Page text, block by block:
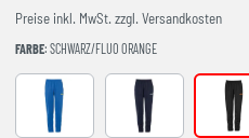
Preise inkl. MwSt. zzgl. Versandkosten
FARBE: SCHWARZ/FLUO ORANGE
azurblau/limonengelbmarine/weiß